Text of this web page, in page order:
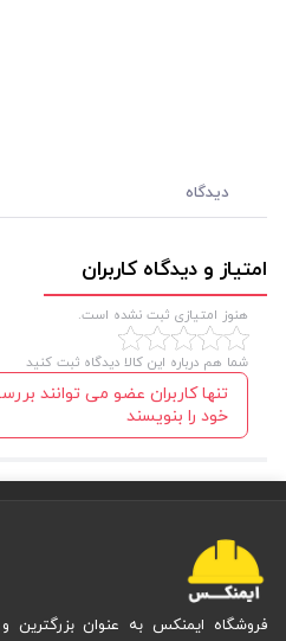
دیدگاه
امتیاز و دیدگاه کاربران
هنوز امتیازی ثبت نشده است.
شما هم درباره این کالا دیدگاه ثبت کنید
تنها کاربران عضو می توانند
خود را بنویسند
فروشگاه ایمنکس به عنوان بزرگترین